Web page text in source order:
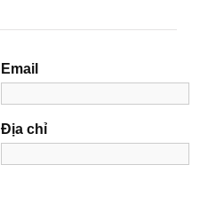
Email
Địa chỉ